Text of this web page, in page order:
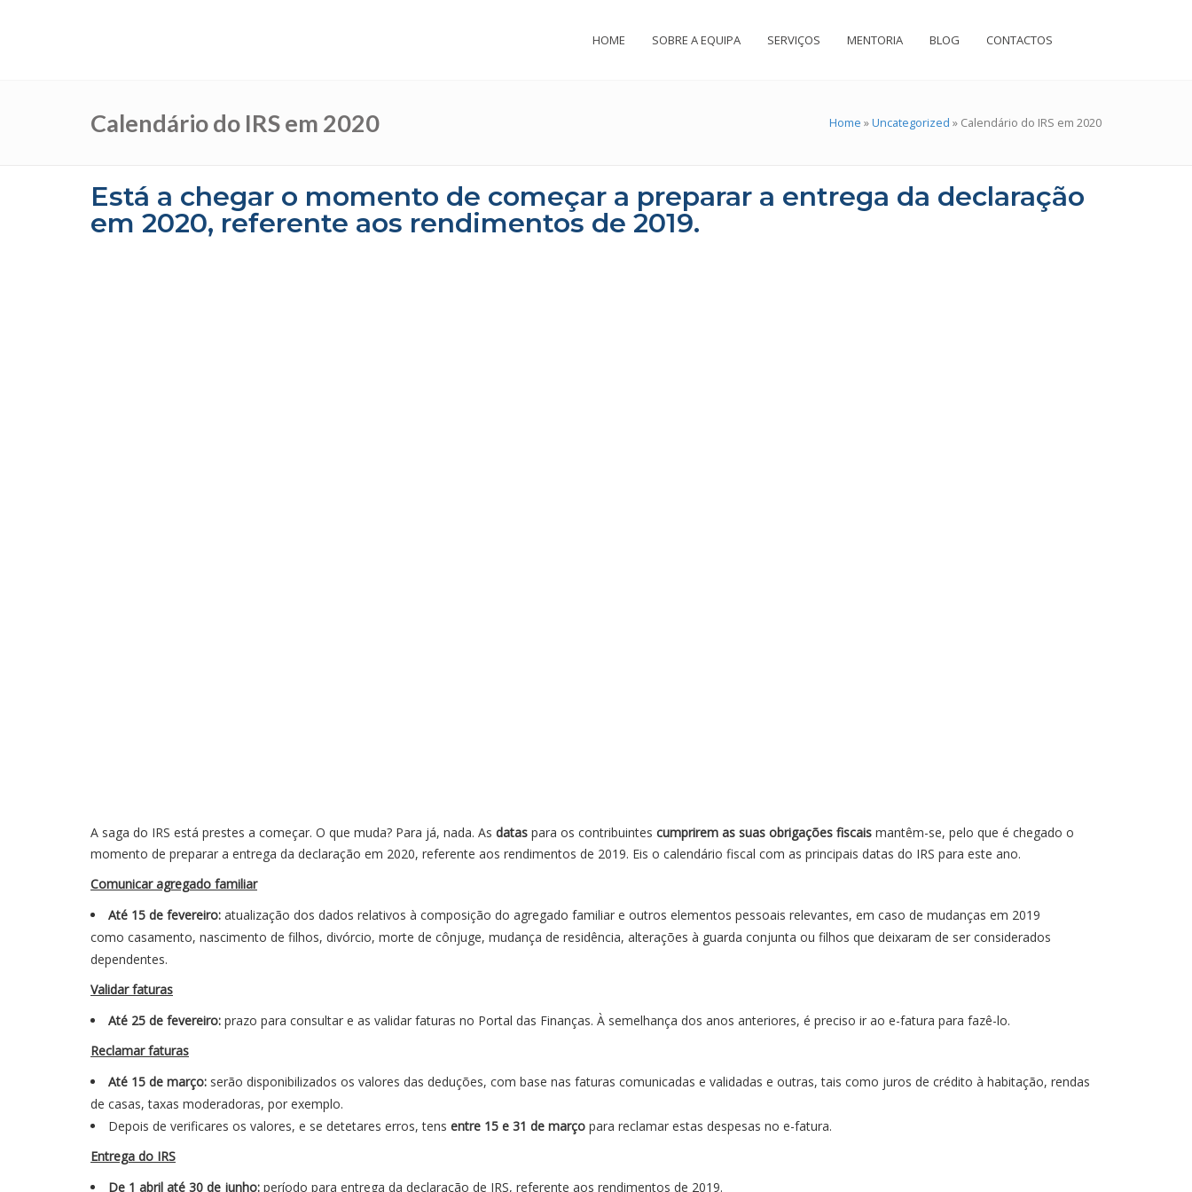
HOME SOBRE A EQUIPA SERVIÇOS MENTORIA BLOG CONTACTOS
Calendário do IRS em 2020 Home »Uncategorized » Calendário do IRS em 2020
Está a chegar o momento de começar a preparar a entrega da declaração
em 2020, referente aos rendimentos de 2019.
A saga do IRS está prestes a começar. O que muda? Para já, nada. As datas para os contribuintes cumprirem as suas obrigações fiscais mantêm-se, pelo que é chegado o
momento de preparar a entrega da declaração em 2020, referente aos rendimentos de 2019. Eis o calendário fiscal com as principais datas do IRS para este ano.
Comunicar agregado familiar
Até 15 de fevereiro: atualização dos dados relativos à composição do agregado familiar e outros elementos pessoais relevantes, em caso de mudanças em 2019
como casamento, nascimento de filhos, divórcio, morte de cônjuge, mudança de residência, alterações à guarda conjunta ou filhos que deixaram de ser considerados
dependentes.
Validar faturas
Até 25 de fevereiro: prazo para consultar e as validar faturas no Portal das Finanças. À semelhança dos anos anteriores, é preciso ir ao e-fatura para fazê-lo.
Reclamar faturas
Até 15 de março: serão disponibilizados os valores das deduções, com base nas faturas comunicadas e validadas e outras, tais como juros de crédito à habitação, rendas
de casas, taxas moderadoras, por exemplo.
Depois de verificares os valores, e se detetares erros, tens entre 15 e 31 de março para reclamar estas despesas no e-fatura.
Entrega do IRS
De 1 abril até 30 de junho: período para entrega da declaração de IRS, referente aos rendimentos de 2019.